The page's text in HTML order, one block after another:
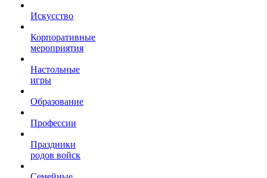
Искусство
Корпоративные
мероприятия
Настольные
игры
Образование
Профессии
Праздники
родов войск